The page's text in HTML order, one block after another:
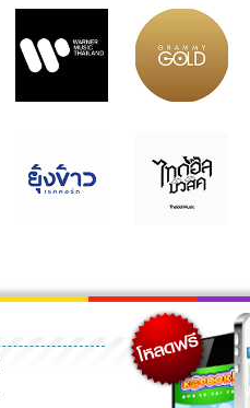
ปฏิทิน 2556 เฟซบุ๊ก ทวิ